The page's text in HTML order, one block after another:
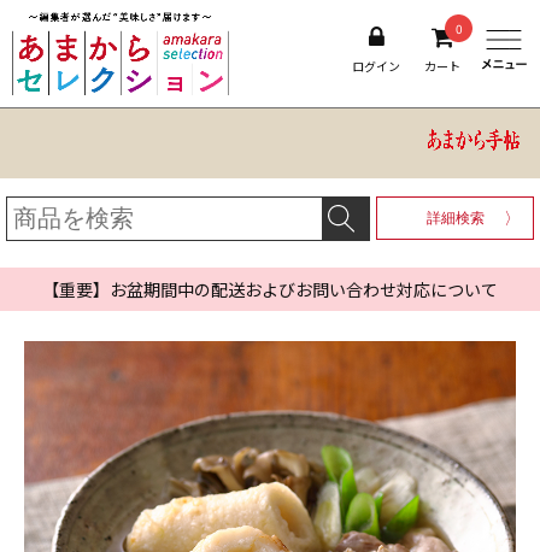
ログイン
0
カート
詳細検索
【重要】お盆期間中の配送およびお問い合わせ対応について